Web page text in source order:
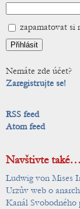
zapamatovat si
Nemáte zde účet?
Zaregistrujte se!
RSS feed
Atom feed
Navštivte také…
Ludwig von Mises
Urzův web o
Kanál Svobodného